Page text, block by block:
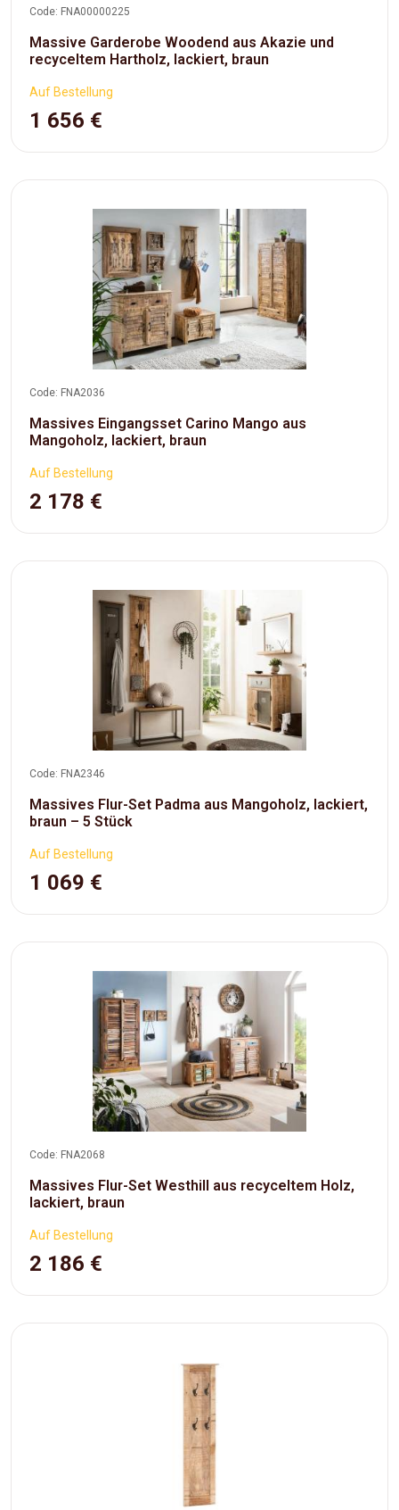
Code: FNA00000225
Massive Garderobe Woodend aus Akazie und
recyceltem Hartholz, lackiert, braun
Auf Bestellung
1 656 €
Code: FNA2036
Massives Eingangsset Carino Mango aus
Mangoholz, lackiert, braun
Auf Bestellung
2 178 €
Code: FNA2346
Massives Flur-Set Padma aus Mangoholz, lackiert,
braun – 5 Stück
Auf Bestellung
1 069 €
Code: FNA2068
Massives Flur-Set Westhill aus recyceltem Holz,
lackiert, braun
Auf Bestellung
2 186 €